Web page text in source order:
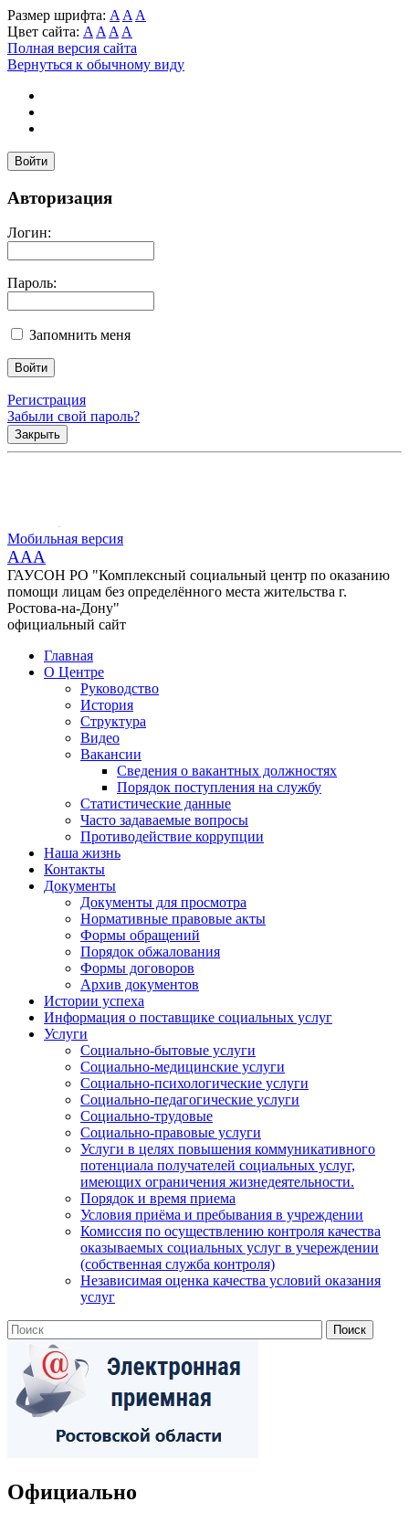
Размер шрифта: A A A
Цвет сайта: A A A A
Полная версия сайта
Вернуться к обычному виду
Войти
Авторизация
Логин:
Пароль:
Запомнить меня
Регистрация
Забыли свой пароль?
Закрыть
Мобильная версия
AAA
ГАУСОН РО "Комплексный социальный центр по оказанию
помощи лицам без определённого места жительства г.
Ростова-на-Дону"
официальный сайт
Главная
О Центре
Руководство
История
Структура
Видео
Вакансии
Сведения о вакантных должностях
Порядок поступления на службу
Статистические данные
Часто задаваемые вопросы
Противодействие коррупции
Наша жизнь
Контакты
Документы
Документы для просмотра
Нормативные правовые акты
Формы обращений
Порядок обжалования
Формы договоров
Архив документов
Истории успеха
Информация о поставщике социальных услуг
Услуги
Социально-бытовые услуги
Социально-медицинские услуги
Социально-психологические услуги
Социально-педагогические услуги
Социально-трудовые
Социально-правовые услуги
Услуги в целях повышения коммуникативного
потенциала получателей социальных услуг,
имеющих ограничения жизнедеятельности.
Порядок и время приема
Условия приёма и пребывания в учреждении
Комиссия по осуществлению контроля качества
оказываемых социальных услуг в учереждении
(собственная служба контроля)
Независимая оценка качества условий оказания
услуг
Официально